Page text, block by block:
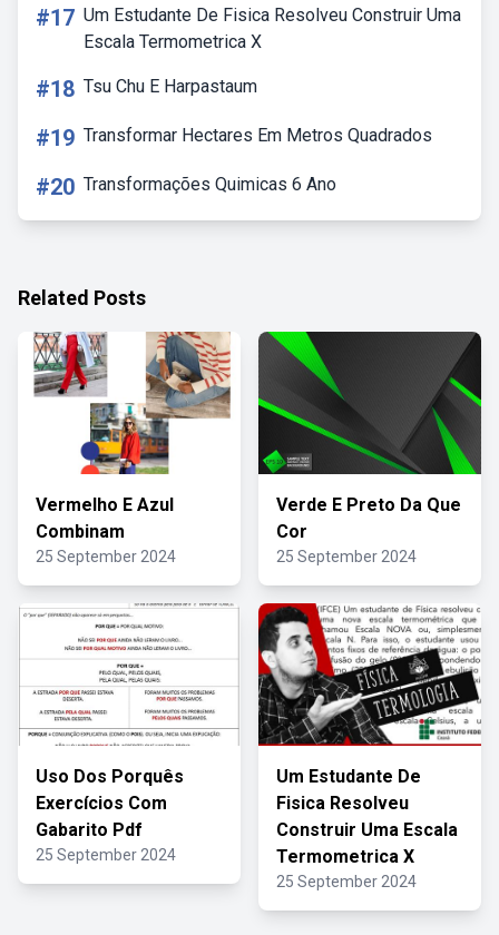
#17 Um Estudante De Fisica Resolveu Construir Uma
Escala Termometrica X
#18 Tsu Chu E Harpastaum
#19 Transformar Hectares Em Metros Quadrados
#20 Transformações Quimicas 6 Ano
Related Posts
Vermelho E Azul
Combinam
25 September 2024
Verde E Preto Da Que
Cor
25 September 2024
Uso Dos Porquês
Exercícios Com
Gabarito Pdf
25 September 2024
Um Estudante De
Fisica Resolveu
Construir Uma Escala
Termometrica X
25 September 2024